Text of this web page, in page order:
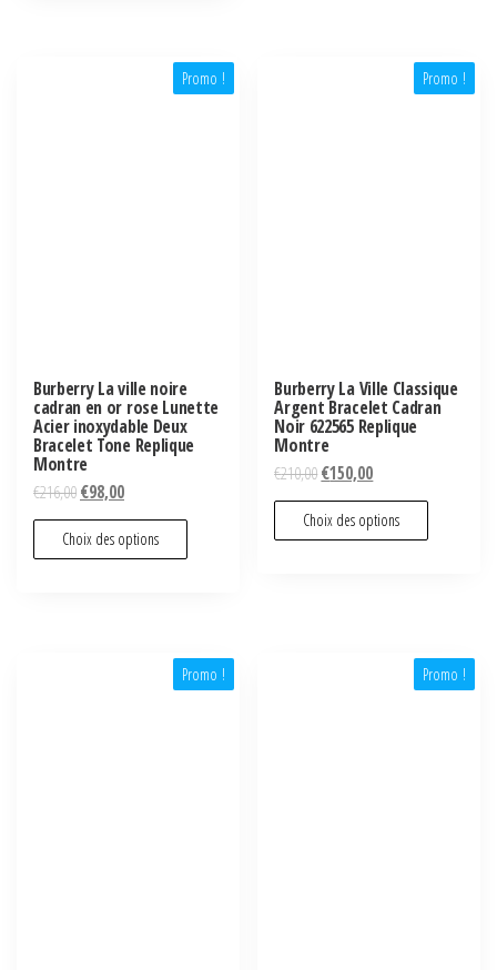
Promo !
Burberry La ville noire
cadran en or rose Lunette
Acier inoxydable Deux
Bracelet Tone Replique
Montre
€216,00€98,00
Choix des options
Promo !
Burberry La Ville Classique
Argent Bracelet Cadran
Noir 622565 Replique
Montre
€210,00€150,00
Choix des options
Promo ! Promo !